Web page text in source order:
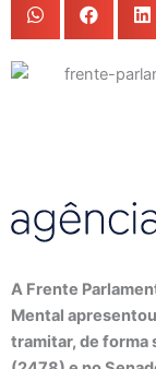
A Frente
Mental
tramitar, de forma